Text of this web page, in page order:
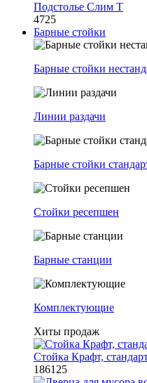
Подстолье Слим Т
4725
Барные стойки
Барные стойки
Линии раздачи
Барные стойки
Стойки ресепшен
Барные станции
Комплектующие
Хиты продаж
Стойка Крафт,
186125